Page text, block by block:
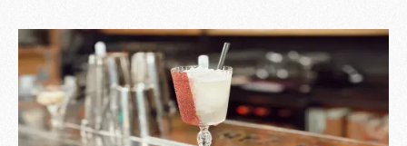
Le "Fleur des Neiges"est un cocktail unique,
élégant et rafraîchissant, conçu pour rappeler la